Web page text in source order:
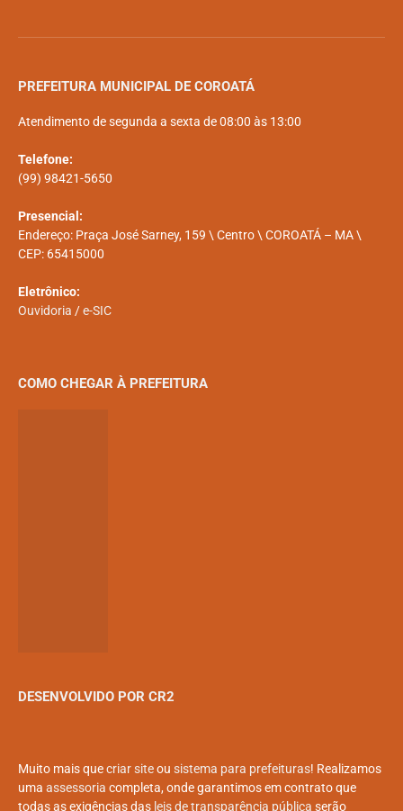
PREFEITURA MUNICIPAL DE COROATÁ
Atendimento de segunda a sexta de 08:00 às 13:00
Telefone:
(99) 98421-5650
Presencial:
Endereço: Praça José Sarney, 159 \ Centro \ COROATÁ – MA \
CEP: 65415000
Eletrônico:
Ouvidoria /e-SIC
COMO CHEGAR À PREFEITURA
DESENVOLVIDO POR CR2
Muito mais quecriar siteou sistema para prefeituras! Realizamos
uma assessoria completa, onde garantimos em contrato que
todas as exigências das leis de transparência pública serão